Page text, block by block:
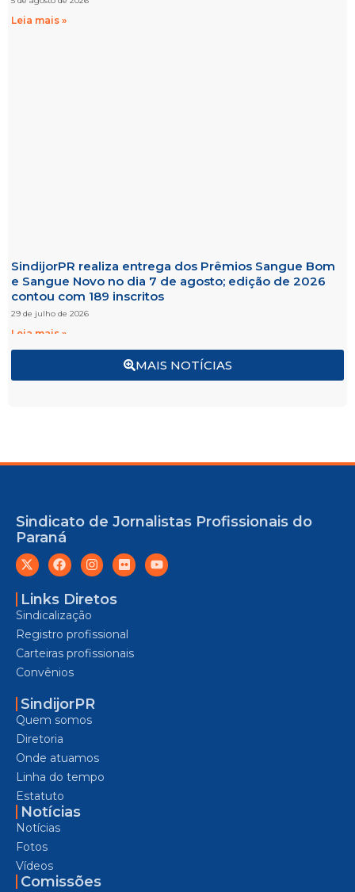
MAIS NOTÍCIAS
Leia mais »
SindijorPR realiza entrega dos Prêmios Sangue Bom
e Sangue Novo no dia 7 de agosto; edição de 2026
contou com 189 inscritos
29 de julho de 2026
Leia mais »
Sindicato de Jornalistas Profissionais do
Paraná
Links Diretos
Sindicalização
Registro profissional
Carteiras profissionais
Convênios
SindijorPR
Quem somos
Diretoria
Onde atuamos
Linha do tempo
Estatuto
Notícias
Notícias
Fotos
Vídeos
Comissões